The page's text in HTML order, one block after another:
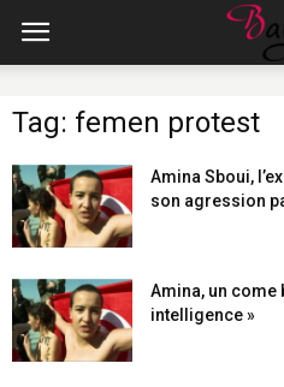
Tag: femen protest
Amina Sboui,
son agression
Amina, un come
intelligence »